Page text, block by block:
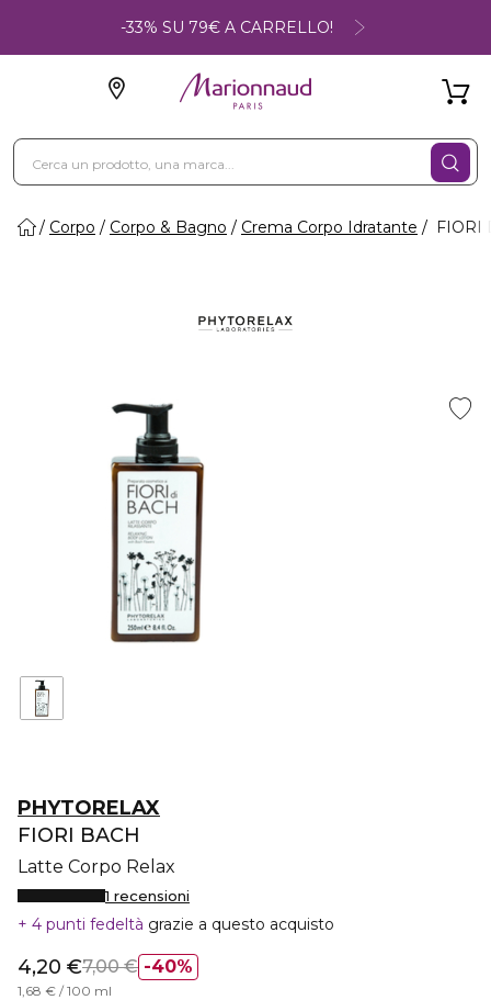
-33% SU 79€ A CARRELLO!
Corpo Corpo & Bagno Crema Corpo Idratante FIORI
PHYTORELAX
FIORI BACH
Latte Corpo Relax
1 recensioni
4 punti fedeltà grazie a questo acquisto
40%
4,20 €7,00 €
1,68 € / 100 ml